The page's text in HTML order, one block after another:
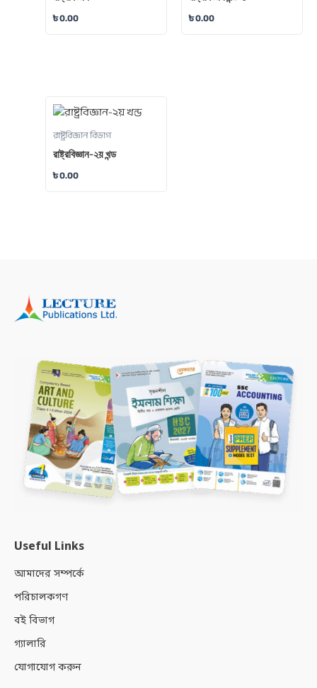
৳0.00 ৳0.00
রাষ্ট্রবিজ্ঞান বিভাগ
রাষ্ট্রবিজ্ঞান-২য় খন্ড
৳0.00
Useful Links
আমাদের সম্পর্কে
পরিচালকগণ
বই বিভাগ
গ্যালারি
যোগাযোগ করুন